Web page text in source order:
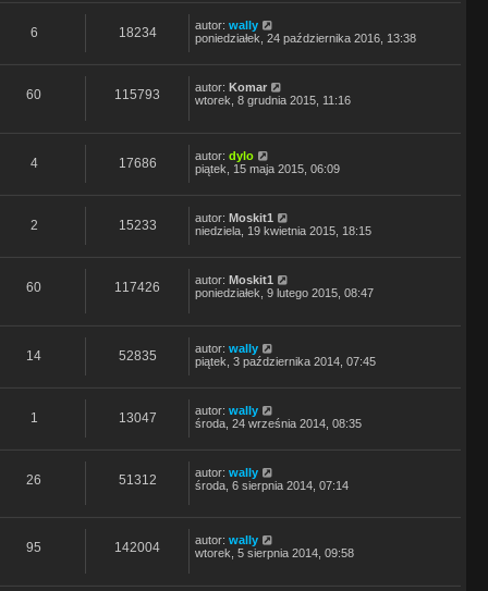
6 18234 autor: wally
poniedziałek, 24 października 2016, 13:38
60 115793 autor: Komar
wtorek, 8 grudnia 2015, 11:16
4 17686 autor: dylo
piątek, 15 maja 2015, 06:09
2 15233 autor: Moskit1
niedziela, 19 kwietnia 2015, 18:15
60 117426 autor: Moskit1
poniedziałek, 9 lutego 2015, 08:47
14 52835 autor: wally
piątek, 3 października 2014, 07:45
1 13047 autor: wally
środa, 24 września 2014, 08:35
26 51312 autor: wally
środa, 6 sierpnia 2014, 07:14
95 142004 autor: wally
wtorek, 5 sierpnia 2014, 09:58